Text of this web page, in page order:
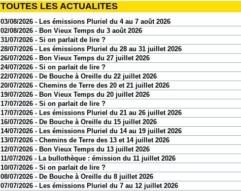
TOUTES LES ACTUALITES
03/08/2026 - Les émissions Pluriel du 4 au 7 août 2026
02/08/2026 - Bon Vieux Temps du 3 août 2026
31/07/2026 - Si on parlait de lire ?
28/07/2026 - Les émissions Pluriel du 28 au 31 juillet 2026
26/07/2026 - Bon Vieux Temps du 27 juillet 2026
24/07/2026 - Si on parlait de lire ?
22/07/2026 - De Bouche à Oreille du 22 juillet 2026
20/07/2026 - Chemins de Terre des 20 et 21 juillet 2026
19/07/2026 - Bon Vieux Temps du 20 juillet 2026
17/07/2026 - Si on parlait de lire ?
17/07/2026 - Les émissions Pluriel du 21 au 26 juillet 2026
16/07/2026 - De Bouche à Oreille du 15 juillet 2026
14/07/2026 - Les émissions Pluriel du 14 au 19 juillet 2026
13/07/2026 - Chemins de Terre des 13 et 14 juillet 2026
12/07/2026 - Bon Vieux Temps du 13 juillet 2026
11/07/2026 - La bullothèque : émission du 11 juillet 2026
10/07/2026 - Si on parlait de lire ?
08/07/2026 - De Bouche à Oreille du 8 juillet 2026
07/07/2026 - Les émissions Pluriel du 7 au 12 juillet 2026